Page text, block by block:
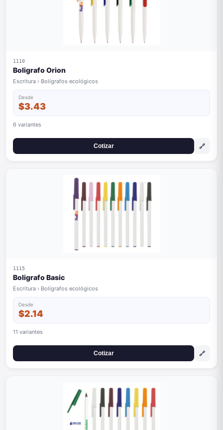
1110
Boligrafo Orion
Escritura › Bolígrafos ecológicos
Desde
$3.43
6 variantes
Cotizar 🔗
1115
Boligrafo Basic
Escritura › Bolígrafos ecológicos
Desde
$2.14
11 variantes
Cotizar 🔗